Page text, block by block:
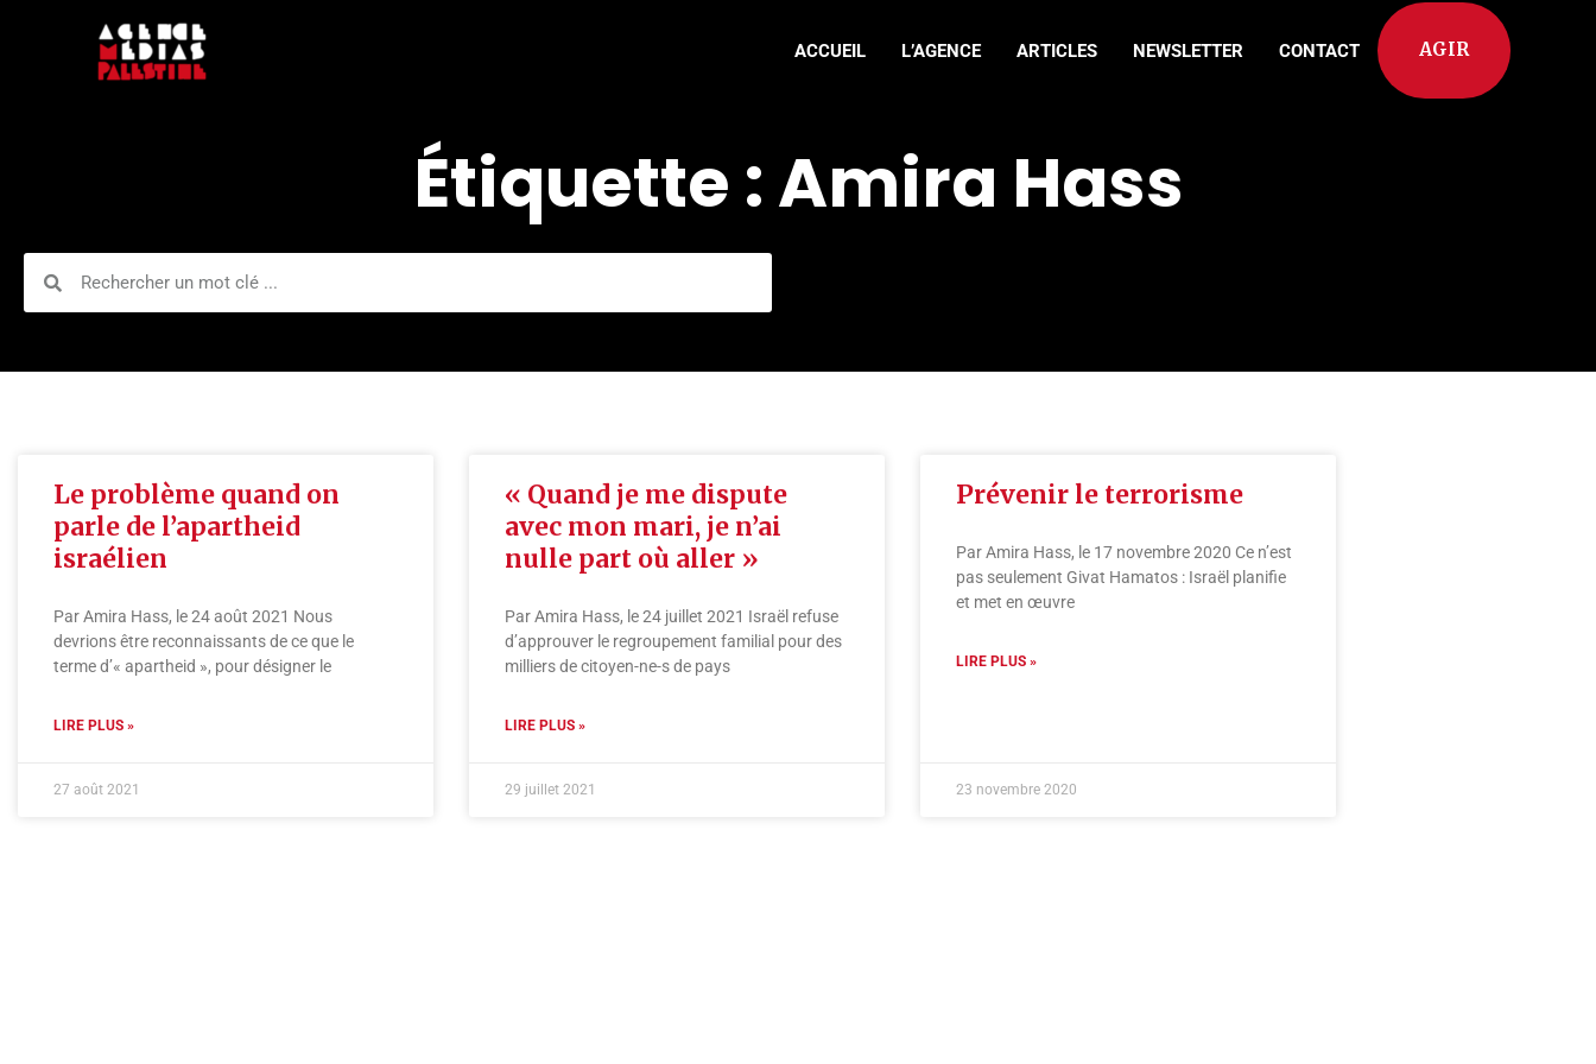
ACCUEIL L’AGENCE ARTICLES NEWSLETTER CONTACT AGIR
Étiquette : Amira Hass
Le problème quand on
parle de l’apartheid
israélien
Par Amira Hass, le 24 août 2021 Nous
devrions être reconnaissants de ce que le
terme d’« apartheid », pour désigner le
LIRE PLUS »
27 août 2021
« Quand je me dispute
avec mon mari, je n’ai
nulle part où aller »
Par Amira Hass, le 24 juillet 2021 Israël refuse
d’approuver le regroupement familial pour des
milliers de citoyen-ne-s de pays
LIRE PLUS »
29 juillet 2021
Prévenir le terrorisme
Par Amira Hass, le 17 novembre 2020 Ce n’est
pas seulement Givat Hamatos : Israël planifie
et met en œuvre
LIRE PLUS »
23 novembre 2020